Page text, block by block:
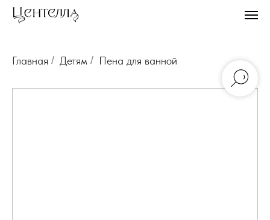
Главная / Детям / Пена для ванной